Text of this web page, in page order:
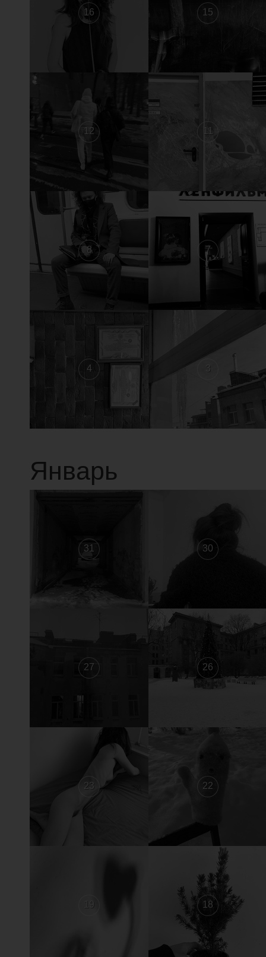
16 15
12 11
8 7
4 3
Январь
31 30
27 26
23 22
19 18